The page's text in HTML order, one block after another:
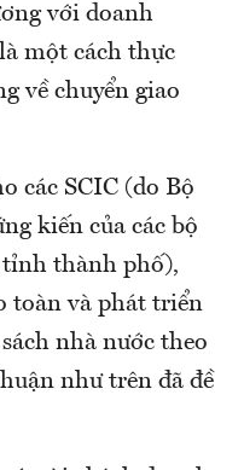
với doanh
một cách thực
về chuyển giao
các SCIC (do Bộ
kiến của các bộ
tỉnh thành phố),
toàn và phát triển
nhà nước theo
như trên đã đề